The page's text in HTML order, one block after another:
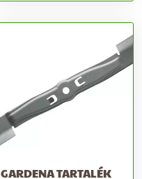
GARDENA TARTALÉK